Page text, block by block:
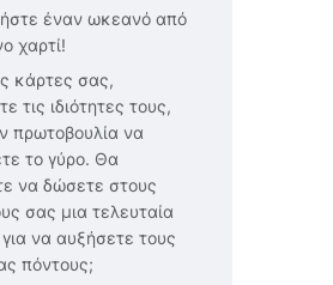
έναν ωκεανό από
χαρτί!
κάρτες σας,
τις ιδιότητες τους,
πρωτοβουλία να
το γύρο. Θα
να δώσετε στους
σας μια τελευταία
για να αυξήσετε τους
πόντους;